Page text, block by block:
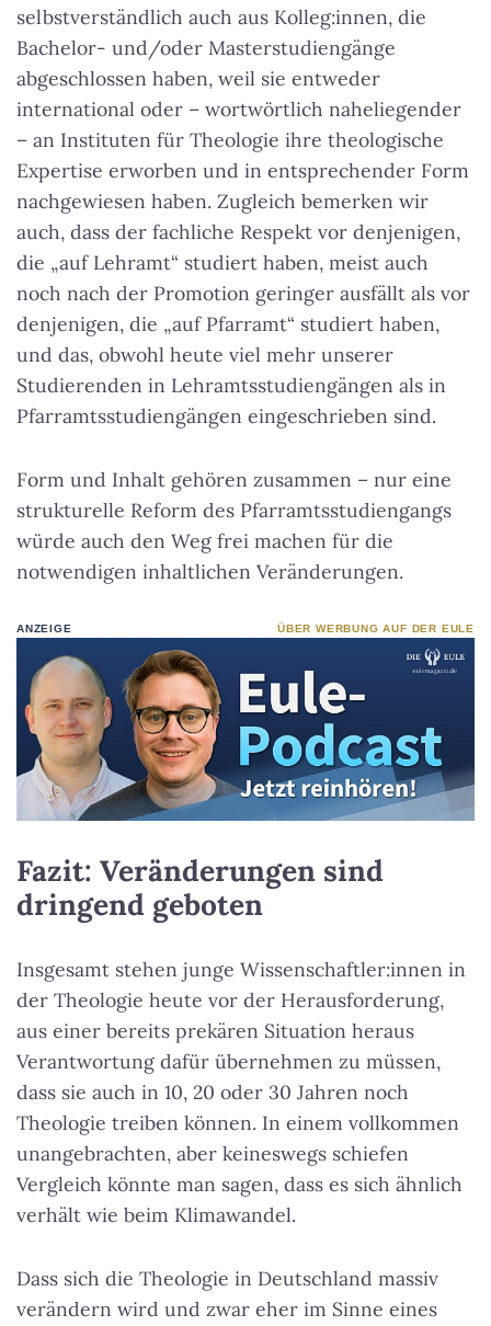
selbstverständlich auch aus Kolleg:innen, die
Bachelor- und/oder Masterstudiengänge
abgeschlossen haben, weil sie entweder
international oder – wortwörtlich naheliegender
– an Instituten für Theologie ihre theologische
Expertise erworben und in entsprechender Form
nachgewiesen haben. Zugleich bemerken wir
auch, dass der fachliche Respekt vor denjenigen,
die „auf Lehramt“ studiert haben, meist auch
noch nach der Promotion geringer ausfällt als vor
denjenigen, die „auf Pfarramt“ studiert haben,
und das, obwohl heute viel mehr unserer
Studierenden in Lehramtsstudiengängen als in
Pfarramtsstudiengängen eingeschrieben sind.
Form und Inhalt gehören zusammen – nur eine
strukturelle Reform des Pfarramtsstudiengangs
würde auch den Weg frei machen für die
notwendigen inhaltlichen Veränderungen.
ANZEIGE ÜBER WERBUNG AUF DER EULE
Fazit: Veränderungen sind
dringend geboten
Insgesamt stehen junge Wissenschaftler:innen in
der Theologie heute vor der Herausforderung,
aus einer bereits prekären Situation heraus
Verantwortung dafür übernehmen zu müssen,
dass sie auch in 10, 20 oder 30 Jahren noch
Theologie treiben können. In einem vollkommen
unangebrachten, aber keineswegs schiefen
Vergleich könnte man sagen, dass es sich ähnlich
verhält wie beim Klimawandel.
Dass sich die Theologie in Deutschland massiv
verändern wird und zwar eher im Sinne eines